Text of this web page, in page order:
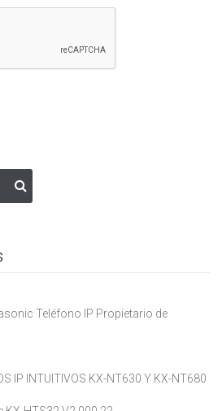
Teléfono IP Propietario de
IP INTUITIVOS KX-NT630 Y KX-NT680